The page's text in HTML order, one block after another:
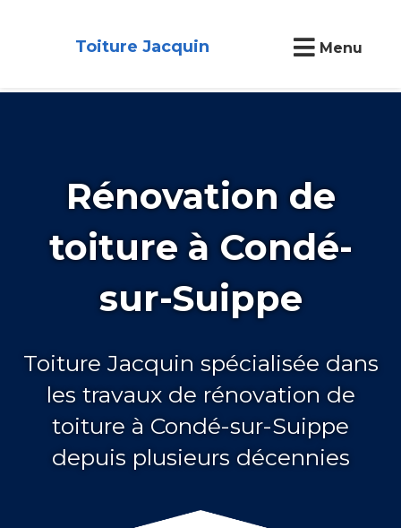
Toiture Jacquin Menu
Rénovation de
toiture à Condé-
sur-Suippe
Toiture Jacquin spécialisée dans
les travaux de rénovation de
toiture à Condé-sur-Suippe
depuis plusieurs décennies